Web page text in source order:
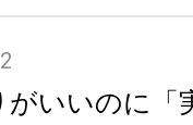
がいいのに「